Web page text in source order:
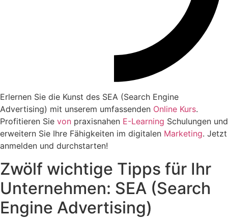
Erlernen Sie die Kunst des SEA (Search Engine
Advertising) mit unserem umfassenden Online Kurs.
Profitieren Sie von praxisnahen E-Learning Schulungen und
erweitern Sie Ihre Fähigkeiten im digitalen Marketing. Jetzt
anmelden und durchstarten!
Zwölf wichtige Tipps für Ihr
Unternehmen: SEA (Search
Engine Advertising)